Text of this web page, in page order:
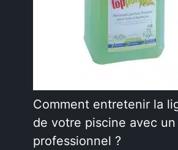
Comment entretenir la
de votre piscine avec
professionnel ?